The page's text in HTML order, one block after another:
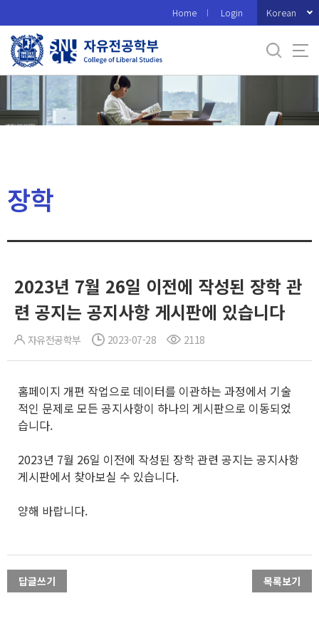
로
메
Home Login Korean
장학
2023년 7월 26일 이전에 작성된 장학 관
련 공지는 공지사항 게시판에 있습니다
자유전공학부 2023-07-28 2118
홈페이지 개편 작업으로 데이터를 이관하는 과정에서 기술
적인 문제로 모든 공지사항이 하나의 게시판으로 이동되었
습니다.
2023년 7월 26일 이전에 작성된 장학 관련 공지는 공지사항
게시판에서 찾아보실 수 있습니다.
양해 바랍니다.
답글쓰기 목록보기